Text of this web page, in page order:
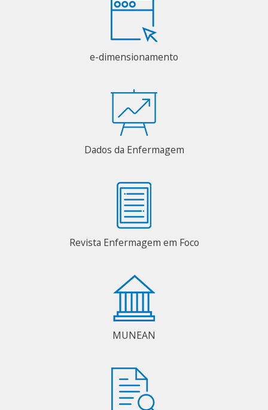
e-dimensionamento
Dados da Enfermagem
Revista Enfermagem em Foco
MUNEAN